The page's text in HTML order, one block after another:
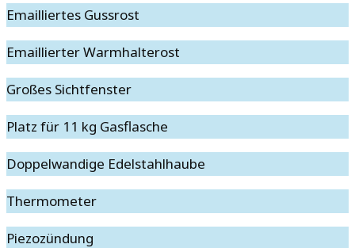
Emailliertes Gussrost
Emaillierter Warmhalterost
Großes Sichtfenster
Platz für 11 kg Gasflasche
Doppelwandige Edelstahlhaube
Thermometer
Piezozündung